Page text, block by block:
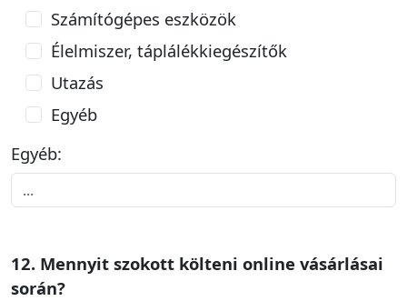
Számítógépes eszközök
Élelmiszer, táplálékkiegészítők
Utazás
Egyéb
Egyéb:
12. Mennyit szokott költeni online vásárlásai
során?